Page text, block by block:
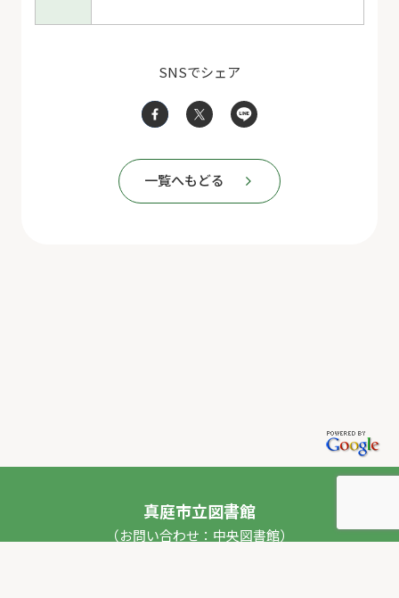
SNSでシェア
一覧へもどる
真庭市立図書館
（お問い合わせ：中央図書館）